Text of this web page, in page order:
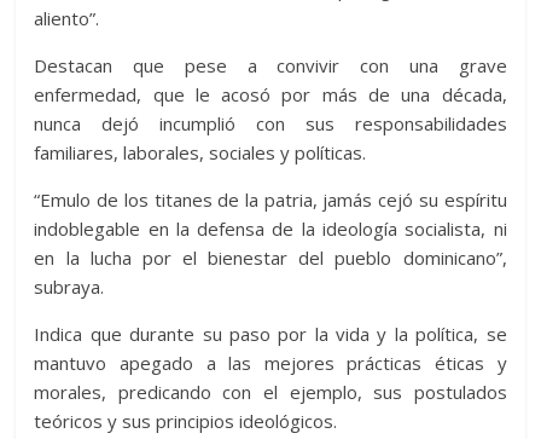
aliento”.
Destacan que pese a convivir con una grave
enfermedad, que le acosó por más de una década,
nunca dejó incumplió con sus responsabilidades
familiares, laborales, sociales y políticas.
“Emulo de los titanes de la patria, jamás cejó su espíritu
indoblegable en la defensa de la ideología socialista, ni
en la lucha por el bienestar del pueblo dominicano”,
subraya.
Indica que durante su paso por la vida y la política, se
mantuvo apegado a las mejores prácticas éticas y
morales, predicando con el ejemplo, sus postulados
teóricos y sus principios ideológicos.